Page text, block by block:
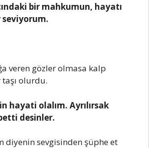
bir mahkumun, hayatı
veren gözler olmasa kalp
olurdu.
hayati olalım. Ayrılırsak
desinler.
diyenin sevgisinden şüphe et